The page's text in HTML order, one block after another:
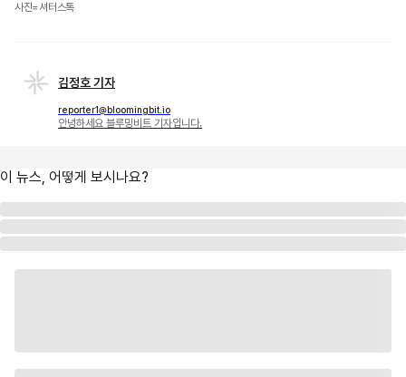
사진=셔터스톡
김정호 기자
reporter1@bloomingbit.io
안녕하세요 블루밍비트 기자입니다.
이 뉴스, 어떻게 보시나요?